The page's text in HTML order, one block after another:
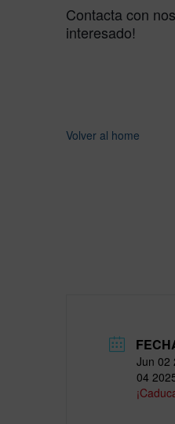
Contacta con
interesado!
Volver al home
Jun 02
04